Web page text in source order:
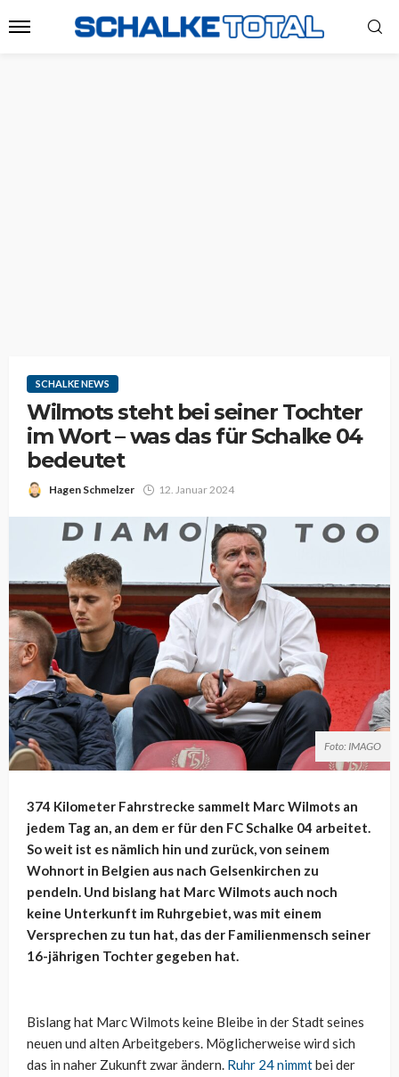
SCHALKE NEWS
Wilmots steht bei seiner Tochter
im Wort – was das für Schalke 04
bedeutet
Hagen Schmelzer 12. Januar 2024
Foto: IMAGO
374 Kilometer Fahrstrecke sammelt Marc Wilmots an
jedem Tag an, an dem er für den FC Schalke 04 arbeitet.
So weit ist es nämlich hin und zurück, von seinem
Wohnort in Belgien aus nach Gelsenkirchen zu
pendeln. Und bislang hat Marc Wilmots auch noch
keine Unterkunft im Ruhrgebiet, was mit einem
Versprechen zu tun hat, das der Familienmensch seiner
16-jährigen Tochter gegeben hat.
Bislang hat Marc Wilmots keine Bleibe in der Stadt seines
neuen und alten Arbeitgebers. Möglicherweise wird sich
das in naher Zukunft zwar ändern. Ruhr 24 nimmtbei der